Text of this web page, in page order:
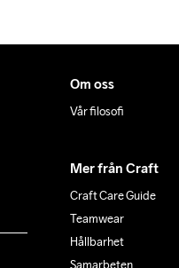
Om oss
Vår filosofi
Mer från Craft
Craft Care Guide
Teamwear
Hållbarhet
Samarbeten